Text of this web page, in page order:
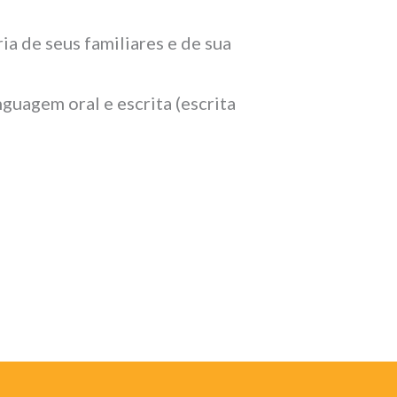
de seus familiares e de sua
oral e escrita (escrita